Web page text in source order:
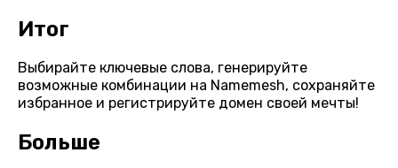
Итог
Выбирайте ключевые слова, генерируйте
возможные комбинации на Namemesh, сохраняйте
избранное и регистрируйте домен своей мечты!
Больше